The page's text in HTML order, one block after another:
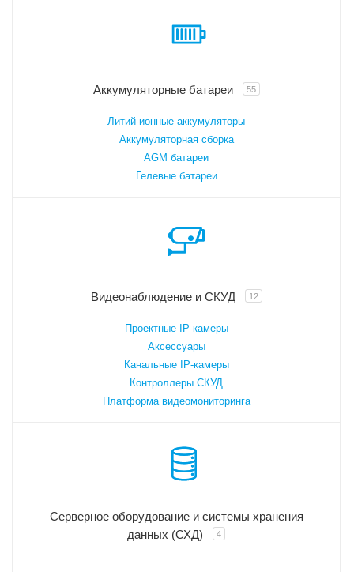
Аккумуляторные батареи 55
Литий-ионные аккумуляторы
Аккумуляторная сборка
AGM батареи
Гелевые батареи
Видеонаблюдение и СКУД 12
Проектные IP-камеры
Аксессуары
Канальные IP-камеры
Контроллеры СКУД
Платформа видеомониторинга
Серверное оборудование и системы хранения
данных (СХД)
4